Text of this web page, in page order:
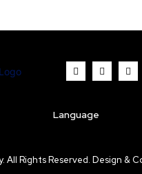
Language
All Rights Reserved. Design &